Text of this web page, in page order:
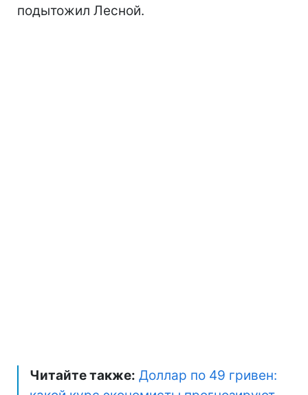
подытожил Лесной.
Читайте также: Доллар по 49 гривен: